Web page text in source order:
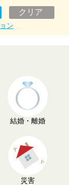
ン
結婚・離婚
災害